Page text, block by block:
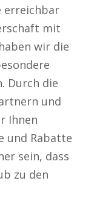
erreichbar
mit
wir die
Durch die
und
Ihnen
und Rabatte
sein, dass
zu den